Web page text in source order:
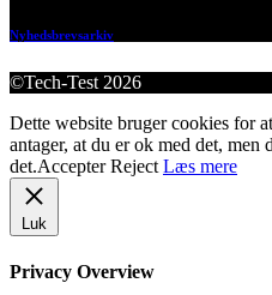
Nyhedsbrevsarkiv
©Tech-Test 2026
Dette website bruger cookies for
antager, at du er ok med det, men
det.Accepter Reject Læs mere
Luk
Privacy Overview